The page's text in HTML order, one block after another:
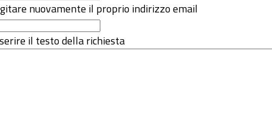
nuovamente il proprio indirizzo email
il testo della richiesta